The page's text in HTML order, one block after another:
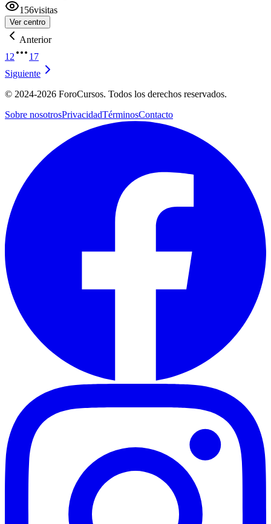
156visitas
Ver centro
Anterior
1 2
17
Siguiente
© 2024-2026 ForoCursos. Todos los derechos reservados.
Sobre nosotrosPrivacidadTérminosContacto